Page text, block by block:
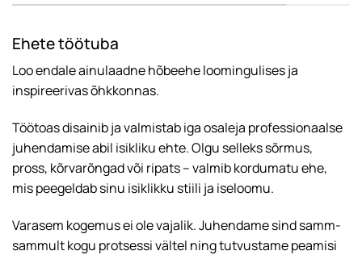
Ehete töötuba
Loo endale ainulaadne hõbeehe loomingulises ja
inspireerivas õhkkonnas.
Töötoas disainib ja valmistab iga osaleja professionaalse
juhendamise abil isikliku ehte. Olgu selleks sõrmus,
pross, kõrvarõngad või ripats – valmib kordumatu ehe,
mis peegeldab sinu isiklikku stiili ja iseloomu.
Varasem kogemus ei ole vajalik. Juhendame sind samm-
sammult kogu protsessi vältel ning tutvustame peamisi